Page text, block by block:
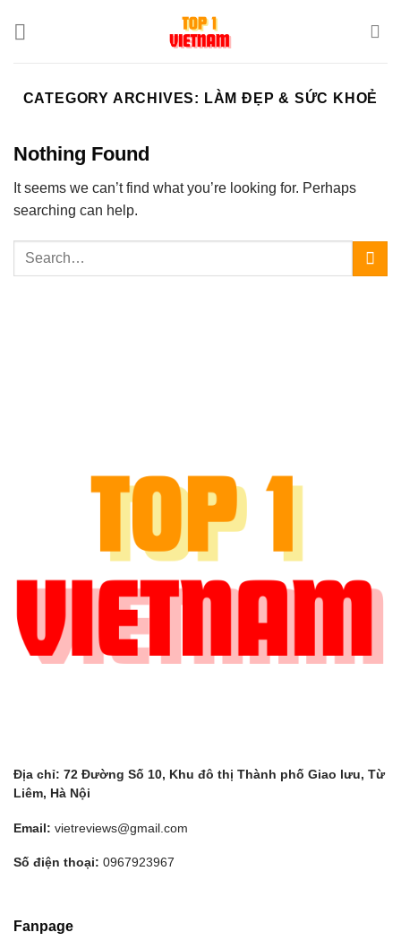
CATEGORY ARCHIVES: LÀM ĐẸP & SỨC KHOẺ
Nothing Found
It seems we can’t find what you’re looking for. Perhaps
searching can help.
Địa chỉ: 72 Đường Số 10, Khu đô thị Thành phố Giao lưu, Từ
Liêm, Hà Nội
Email: vietreviews@gmail.com
Số điện thoại: 0967923967
Fanpage